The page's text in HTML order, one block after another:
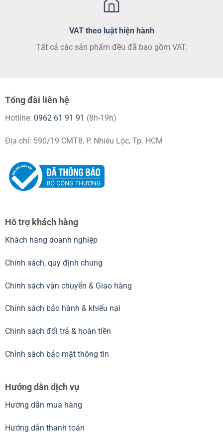
VAT theo luật hiện hành
Tất cả các sản phẩm đều đã bao gồm VAT.
Tổng đài liên hệ
Hotline: 0962 61 91 91 (8h-19h)
Địa chỉ: 590/19 CMT8, P. Nhiêu Lộc, Tp. HCM
Hỗ trợ khách hàng
Khách hàng doanh nghiệp
Chính sách, quy định chung
Chính sách vận chuyển & Giao hàng
Chính sách bảo hành & khiếu nại
Chính sách đổi trả & hoàn tiền
Chỉnh sách bảo mật thông tin
Hướng dẫn dịch vụ
Hướng dẫn mua hàng
Hướng dẫn thanh toán